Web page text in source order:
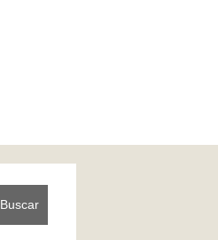
Buscar